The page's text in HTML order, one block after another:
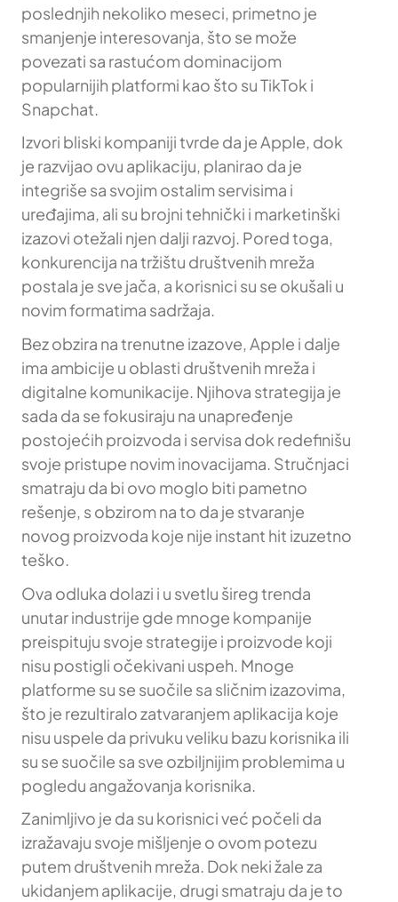
poslednjih nekoliko meseci, primetno je
smanjenje interesovanja, što se može
povezati sa rastućom dominacijom
popularnijih platformi kao što su TikTok i
Snapchat.
Izvori bliski kompaniji tvrde da je Apple, dok
je razvijao ovu aplikaciju, planirao da je
integriše sa svojim ostalim servisima i
uređajima, ali su brojni tehnički i marketinški
izazovi otežali njen dalji razvoj. Pored toga,
konkurencija na tržištu društvenih mreža
postala je sve jača, a korisnici su se okušali u
novim formatima sadržaja.
Bez obzira na trenutne izazove, Apple i dalje
ima ambicije u oblasti društvenih mreža i
digitalne komunikacije. Njihova strategija je
sada da se fokusiraju na unapređenje
postojećih proizvoda i servisa dok redefinišu
svoje pristupe novim inovacijama. Stručnjaci
smatraju da bi ovo moglo biti pametno
rešenje, s obzirom na to da je stvaranje
novog proizvoda koje nije instant hit izuzetno
teško.
Ova odluka dolazi i u svetlu šireg trenda
unutar industrije gde mnoge kompanije
preispituju svoje strategije i proizvode koji
nisu postigli očekivani uspeh. Mnoge
platforme su se suočile sa sličnim izazovima,
što je rezultiralo zatvaranjem aplikacija koje
nisu uspele da privuku veliku bazu korisnika ili
su se suočile sa sve ozbiljnijim problemima u
pogledu angažovanja korisnika.
Zanimljivo je da su korisnici već počeli da
izražavaju svoje mišljenje o ovom potezu
putem društvenih mreža. Dok neki žale za
ukidanjem aplikacije, drugi smatraju da je to